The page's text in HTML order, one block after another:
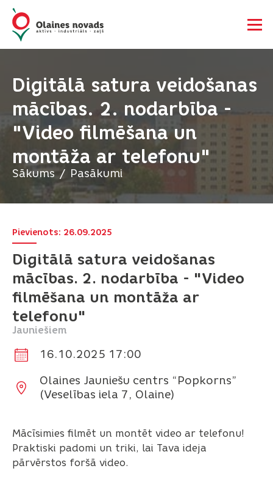
Digitālā satura veidošanas
mācības. 2. nodarbība -
"Video filmēšana un
montāža ar telefonu"
Sākums Pasākumi
Digitālā satura veidošanas
mācības. 2. nodarbība - "Video
filmēšana un montāža ar
telefonu"
Pievienots: 26.09.2025
Jauniešiem
16.10.2025 17:00
Olaines Jauniešu centrs “Popkorns”
(Veselības iela 7, Olaine)
Mācīsimies filmēt un montēt video ar telefonu!
Praktiski padomi un triki, lai Tava ideja
pārvērstos foršā video.